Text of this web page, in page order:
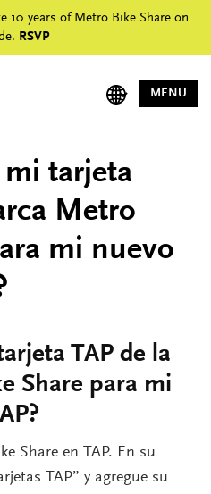
10 years of Metro Bike Share on
RSVP
MENU
mi tarjeta
Metro
mi nuevo
TAP de la
Share para mi
Share en TAP. En su
TAP” y agregue su